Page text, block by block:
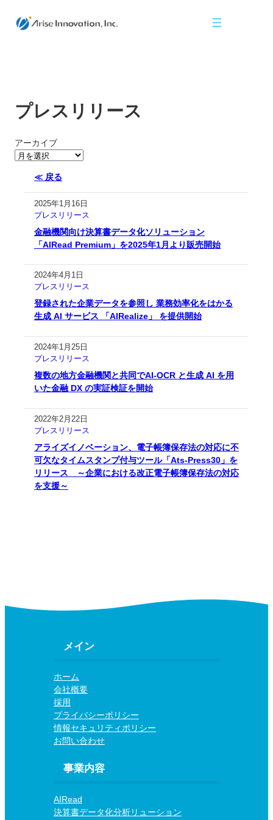
プレスリリース
アーカイブ
≪ 戻る
2025年1月16日
プレスリリース
金融機関向け決算書データ化ソリューション
「AIRead Premium」を2025年1月より販売開始
2024年4月1日
プレスリリース
登録された企業データを参照し 業務効率化をはかる
生成 AI サービス 「AIRealize」 を提供開始
2024年1月25日
プレスリリース
複数の地方金融機関と共同でAI-OCR と生成 AI を用
いた金融 DX の実証検証を開始
2022年2月22日
プレスリリース
アライズイノベーション、電子帳簿保存法の対応に不
可欠なタイムスタンプ付与ツール「Ats-Press30」を
リリース ～企業における改正電子帳簿保存法の対応
を支援～
メイン
ホーム
会社概要
採用
プライバシーポリシー
情報セキュリティポリシー
お問い合わせ
事業内容
AIRead
決算書データ化分析リューション